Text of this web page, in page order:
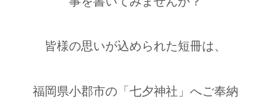
皆様の思いが込められた短冊は、
福岡県小郡市の「七夕神社」へご奉納